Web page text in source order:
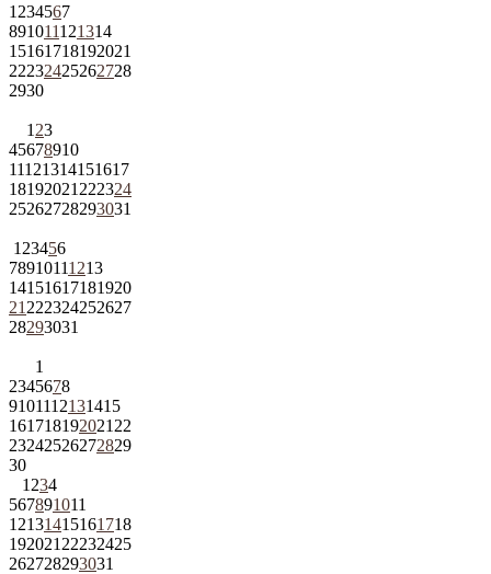
1 234567
891011121314
15161718192021
22232425262728
2930
1 23
45678910
11121314151617
18192021 222324
25262728293031
1 23456
78910111213
14151617181920
21 222324252627
28293031
1
2345678
9101112131415
161718192021 22
23242526272829
30
1 234
567891011
12131415161718
192021 22232425
262728293031